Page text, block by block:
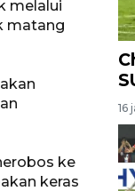
melalui
matang
ke
keras
16